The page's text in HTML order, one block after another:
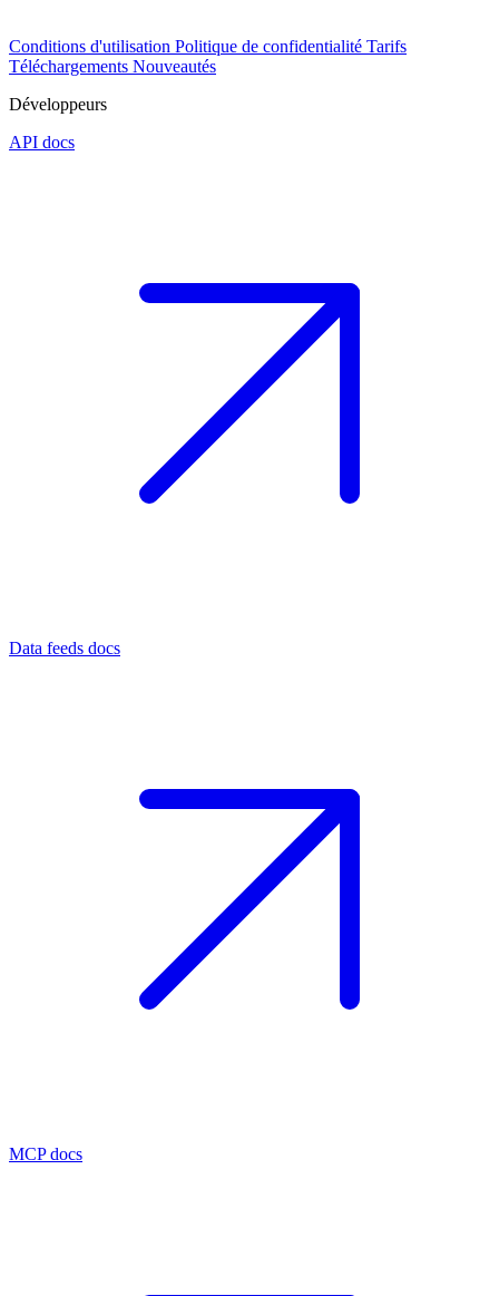
Conditions d'utilisation Politique de confidentialité Tarifs
Téléchargements Nouveautés
Développeurs
API docs
Data feeds docs
MCP docs